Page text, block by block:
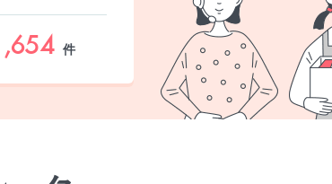
件